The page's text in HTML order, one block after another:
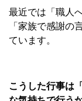
最近では「職人
「家族で感謝の
ています。
こうした行事は